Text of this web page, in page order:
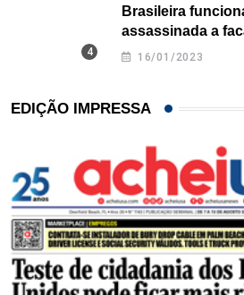
Brasileira
assassinada a
16/01/2023
EDIÇÃO IMPRESSA